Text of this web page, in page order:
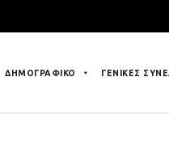
ΔΗΜΟΓΡΑΦΙΚΟ ΓΕΝΙΚΕΣ